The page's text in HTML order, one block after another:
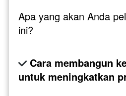
Apa yang akan Anda
ini?
Cara membangun
untuk meningkatkan